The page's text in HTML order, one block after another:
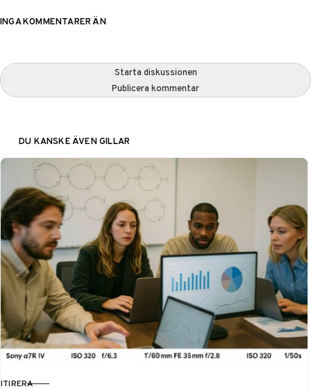
INGA KOMMENTARER ÄN
Starta diskussionen
Publicera kommentar
DU KANSKE ÄVEN GILLAR
ITIRERA